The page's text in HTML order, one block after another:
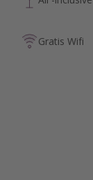
Gratis Wifi